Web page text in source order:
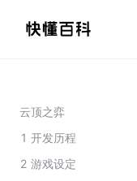
云顶之弈
1 开发历程
2 游戏设定